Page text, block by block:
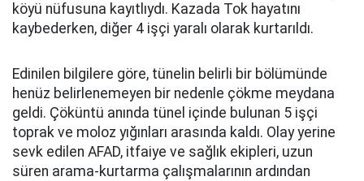
köyü nüfusuna kayıtlıydı. Kazada Tok hayatını
kaybederken, diğer 4 işçi yaralı olarak kurtarıldı.
Edinilen bilgilere göre, tünelin belirli bir bölümünde
henüz belirlenemeyen bir nedenle çökme meydana
geldi. Çöküntü anında tünel içinde bulunan 5 işçi
toprak ve moloz yığınları arasında kaldı. Olay yerine
sevk edilen AFAD, itfaiye ve sağlık ekipleri, uzun
süren arama-kurtarma çalışmalarının ardından